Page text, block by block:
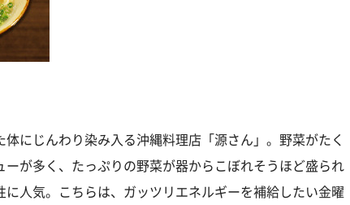
体にじんわり染み入る沖縄料理店「源さん」。野菜がたく
ーが多く、たっぷりの野菜が器からこぼれそうほど盛られ
に人気。こちらは、ガッツリエネルギーを補給したい金曜